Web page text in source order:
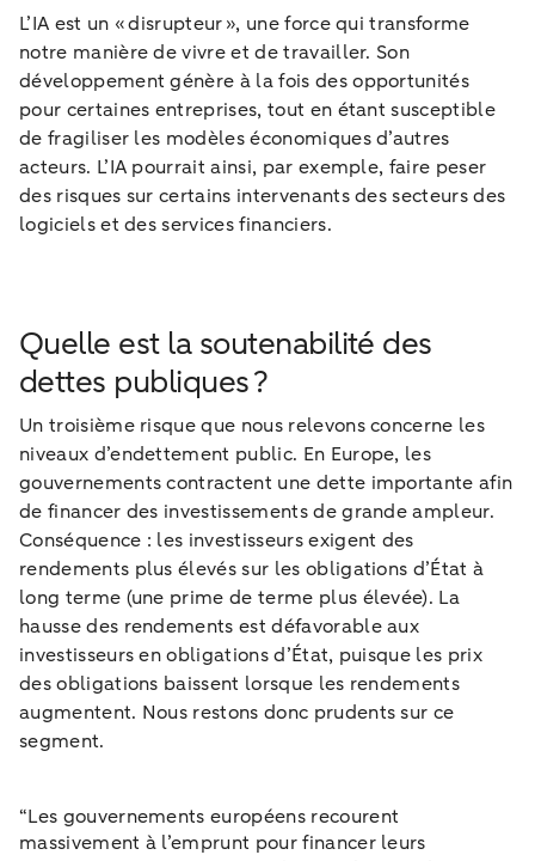
L’IA est un « disrupteur », une force qui transforme
notre manière de vivre et de travailler. Son
développement génère à la fois des opportunités
pour certaines entreprises, tout en étant susceptible
de fragiliser les modèles économiques d’autres
acteurs. L’IA pourrait ainsi, par exemple, faire peser
des risques sur certains intervenants des secteurs des
logiciels et des services financiers.
Quelle est la soutenabilité des
dettes publiques ?
Un troisième risque que nous relevons concerne les
niveaux d’endettement public. En Europe, les
gouvernements contractent une dette importante afin
de financer des investissements de grande ampleur.
Conséquence : les investisseurs exigent des
rendements plus élevés sur les obligations d’État à
long terme (une prime de terme plus élevée). La
hausse des rendements est défavorable aux
investisseurs en obligations d’État, puisque les prix
des obligations baissent lorsque les rendements
augmentent. Nous restons donc prudents sur ce
segment.
“Les gouvernements européens recourent
massivement à l’emprunt pour financer leurs